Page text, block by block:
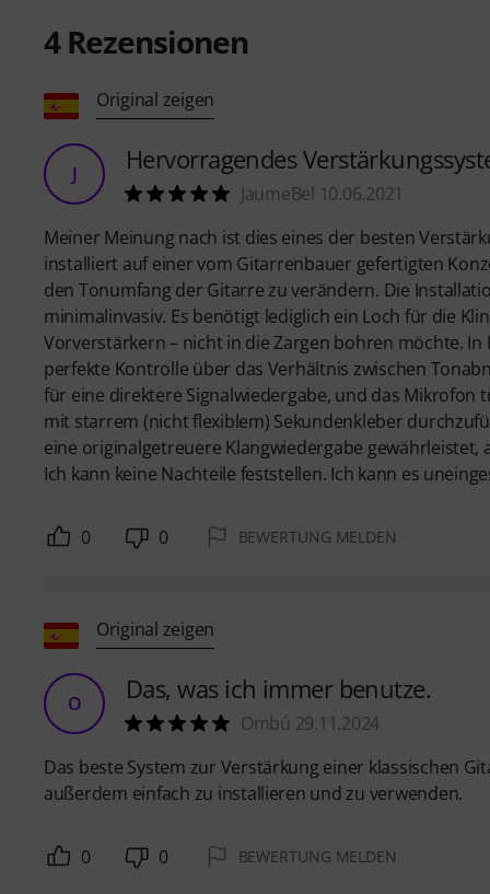
4Rezensionen
Original zeigen
J Hervorragendes
JaumeBel 10.06.2021
Meiner Meinung nach ist dies eines der besten
installiert auf einer vom Gitarrenbauer gefertigten
den Tonumfang der Gitarre zu verändern. Die
minimalinvasiv. Es benötigt lediglich ein Loch für die
Vorverstärkern – nicht in die Zargen bohren möchte.
perfekte Kontrolle über das Verhältnis zwischen
für eine direktere Signalwiedergabe, und das Mikrofon
mit starrem (nicht flexiblem) Sekundenkleber
eine originalgetreuere Klangwiedergabe
Ich kann keine Nachteile feststellen. Ich kann es
0 0 BEWERTUNG MELDEN
Original zeigen
O Das, was ich immer benutze.
Ombú 29.11.2024
Das beste System zur Verstärkung einer klassischen
außerdem einfach zu installieren und zu verwenden.
0 0 BEWERTUNG MELDEN